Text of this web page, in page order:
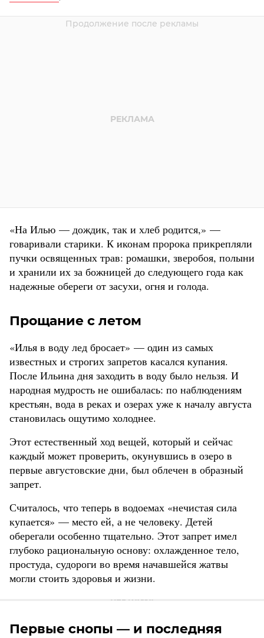
«На Илью — дождик, так и хлеб родится,» —
говаривали старики. К иконам пророка прикрепляли
пучки освященных трав: ромашки, зверобоя, полыни
и хранили их за божницей до следующего года как
надежные обереги от засухи, огня и голода.
Прощание с летом
«Илья в воду лед бросает» — один из самых
известных и строгих запретов касался купания.
После Ильина дня заходить в воду было нельзя. И
народная мудрость не ошибалась: по наблюдениям
крестьян, вода в реках и озерах уже к началу августа
становилась ощутимо холоднее.
Этот естественный ход вещей, который и сейчас
каждый может проверить, окунувшись в озеро в
первые августовские дни, был облечен в образный
запрет.
Считалось, что теперь в водоемах «нечистая сила
купается» — место ей, а не человеку. Детей
оберегали особенно тщательно. Этот запрет имел
глубоко рациональную основу: охлажденное тело,
простуда, судороги во время начавшейся жатвы
могли стоить здоровья и жизни.
Первые снопы — и последняя